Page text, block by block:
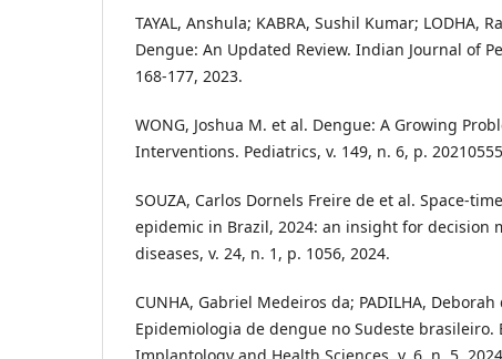
TAYAL, Anshula; KABRA, Sushil Kumar; LODHA,
Dengue: An Updated Review. Indian Journal of
168-177, 2023.
WONG, Joshua M. et al. Dengue: A Growing
Interventions. Pediatrics, v. 149, n. 6, p.
SOUZA, Carlos Dornels Freire de et al. Space-
epidemic in Brazil, 2024: an insight for decision
diseases, v. 24, n. 1, p. 1056, 2024.
CUNHA, Gabriel Medeiros da; PADILHA,
Epidemiologia de dengue no Sudeste brasileiro.